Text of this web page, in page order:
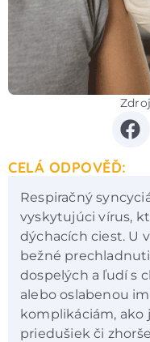
CELÁ ODPOVĚĎ:
Respiračný
vyskytujúci vírus,
dýchacích ciest. U
bežné
dospelých a ľudí s
alebo oslabenou
komplikáciám, ako
priedušiek či